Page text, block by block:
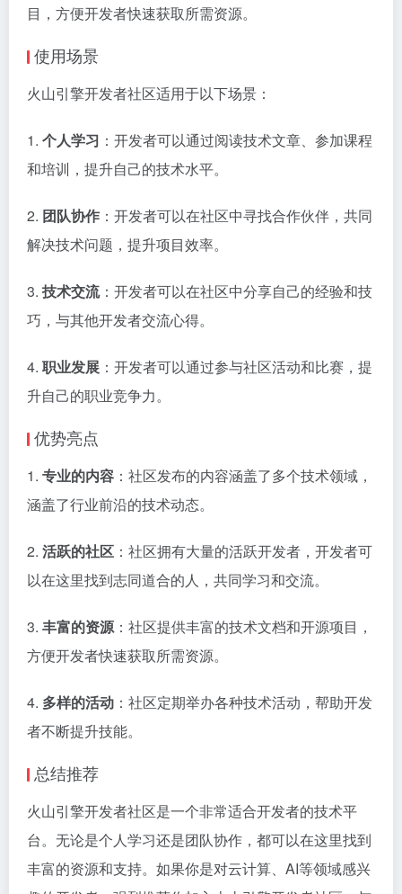
目，方便开发者快速获取所需资源。
使用场景
火山引擎开发者社区适用于以下场景：
1. 个人学习 ：开发者可以通过阅读技术文章、参加课程
和培训，提升自己的技术水平。
2. 团队协作 ：开发者可以在社区中寻找合作伙伴，共同
解决技术问题，提升项目效率。
3. 技术交流：开发者可以在社区中分享自己的经验和技
巧，与其他开发者交流心得。
4. 职业发展 ：开发者可以通过参与社区活动和比赛，提
升自己的职业竞争力。
优势亮点
1. 专业的内容 ：社区发布的内容涵盖了多个技术领域，
涵盖了行业前沿的技术动态。
2. 活跃的社区 ：社区拥有大量的活跃开发者，开发者可
以在这里找到志同道合的人，共同学习和交流。
3. 丰富的资源：社区提供丰富的技术文档和开源项目，
方便开发者快速获取所需资源。
4. 多样的活动 ：社区定期举办各种技术活动，帮助开发
者不断提升技能。
总结推荐
火山引擎开发者社区是一个非常适合开发者的技术平
台。无论是个人学习还是团队协作，都可以在这里找到
丰富的资源和支持。如果你是对云计算、AI等领域感兴